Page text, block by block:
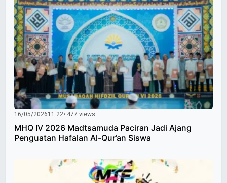
16/05/202611:22• 477 views
MHQ IV 2026 Madtsamuda Paciran Jadi Ajang
Penguatan Hafalan Al-Qur’an Siswa